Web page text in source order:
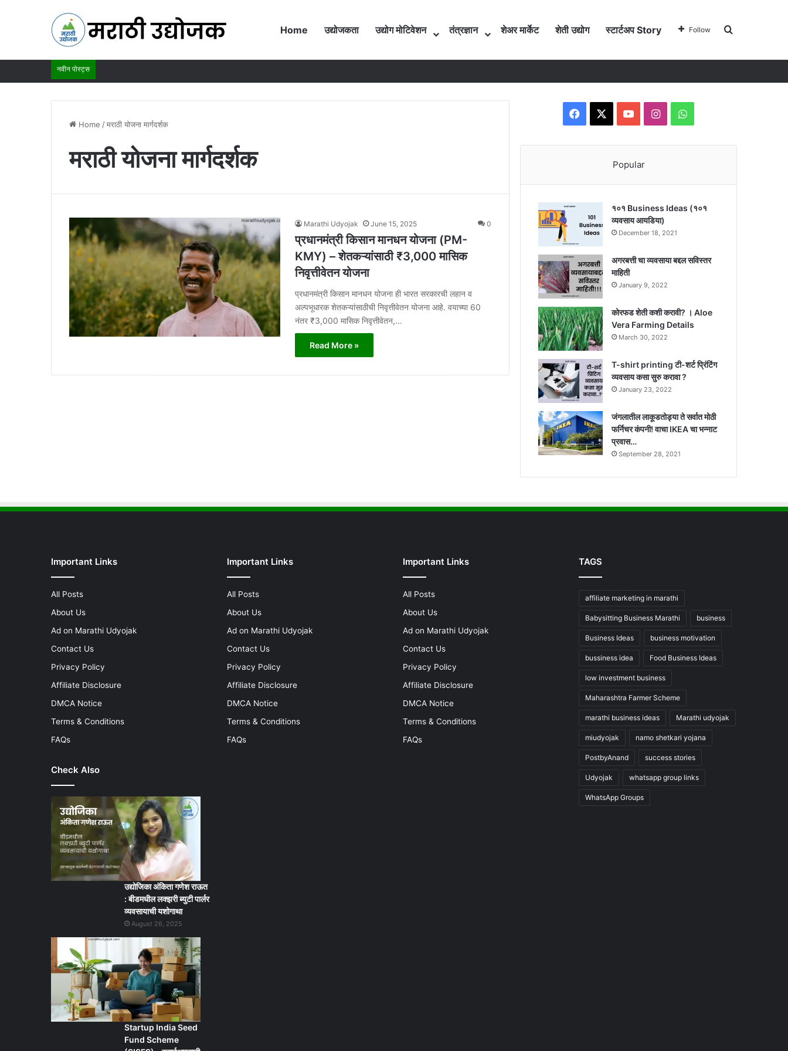
Home उद्योजकता उद्योग मोटिवेशन तंत्रज्ञान शेअर मार्केट शेती उद्योग स्टार्टअप Story Follow Search for
नवीन पोस्ट्स
Home /मराठी योजना मार्गदर्शक
मराठी योजना मार्गदर्शक
Marathi Udyojak June 15, 2025 0
प्रधानमंत्री किसान मानधन योजना (PM-
KMY) – शेतकऱ्यांसाठी ₹3,000 मासिक
निवृत्तीवेतन योजना
प्रधानमंत्री किसान मानधन योजना ही भारत सरकारची लहान व
अल्पभूधारक शेतकऱ्यांसाठीची निवृत्तीवेतन योजना आहे. वयाच्या 60
नंतर ₹3,000 मासिक निवृत्तीवेतन,…
Read More »
Facebook YouTubeInstagramWhatsApp
Popular
१०१ Business Ideas (१०१
व्यवसाय आयडिया)
December 18, 2021
अगरबत्ती चा व्यवसाया बद्दल सविस्तर
माहिती
January 9, 2022
कोरफड शेती कशी करावी? । Aloe
Vera Farming Details
March 30, 2022
T-shirt printing टी-शर्ट प्रिंटिंग
व्यवसाय कसा सुरु करावा ?
January 23, 2022
जंगलातील लाकूडतोड्या ते सर्वात मोठी
फर्निचर कंपनी! वाचा IKEA चा भन्नाट
प्रवास…
September 28, 2021
Important Links
All Posts
About Us
Ad on Marathi Udyojak
Contact Us
Privacy Policy
Affiliate Disclosure
DMCA Notice
Terms & Conditions
FAQs
Check Also
उद्योजिका अंकिता गणेश राऊत
: बीडमधील लक्झरी ब्युटी पार्लर
व्यवसायाची यशोगाथा
August 26, 2025
Startup India Seed
Fund Scheme
Important Links
All Posts
About Us
Ad on Marathi Udyojak
Contact Us
Privacy Policy
Affiliate Disclosure
DMCA Notice
Terms & Conditions
FAQs
Important Links
All Posts
About Us
Ad on Marathi Udyojak
Contact Us
Privacy Policy
Affiliate Disclosure
DMCA Notice
Terms & Conditions
FAQs
TAGS
affiliate marketing in marathi
Babysitting Business Marathi business
Business Ideas business motivation
bussiness idea Food Business Ideas
low investment business
Maharashtra Farmer Scheme
marathi business ideas Marathi udyojak
miudyojak namo shetkari yojana
PostbyAnand success stories
Udyojak whatsapp group links
WhatsApp Groups